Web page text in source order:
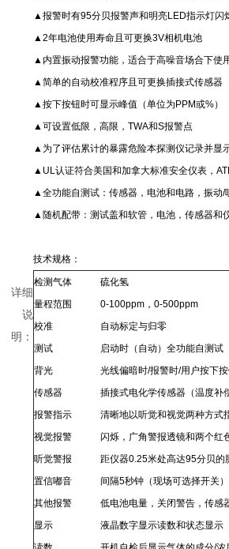
详细
说
明：
▲报警时有95分贝报警声和明亮LED指示灯闪
▲2年电池使用寿命且可更换3V相机电池
▲ 内置振动报警功能，适合于高噪音场合下使
▲简单的自动校准程序且可更换插接式传感器
▲按下按钮时可显示峰值（单位为 PPM或%）
▲可设置低限，高限， TWA和S报警点
▲ 为了评估累计的暴露危险本探测仪记录并显
▲UL认证符合美国和加拿大标准安全仪表，
▲全功能自测试：传感器，电池和电路，振动/
▲ 随机配带：测试盖和软管，电池，传感器和
技术规格：
检测气体
硫化氢
量程范围
0-100ppm ， 0-500ppm
校准
自动标定与归零
测试
启动时（自动）全功能自测试
背光
光线偏暗时/报警时/用户按下
传感器
插接式电化学传感器 （温度补
报警指示
清晰地以听觉和视觉两种方式
视觉报警
闪烁，广角警报透镜和两个红
听觉警报
距仪器0.25米处高达95分贝的
置信嘟音
间隔5秒钟（现场可选择开关）
其他报警
低电池电量，关闭警告，传感
显示
液晶数字显示读数和状态显示